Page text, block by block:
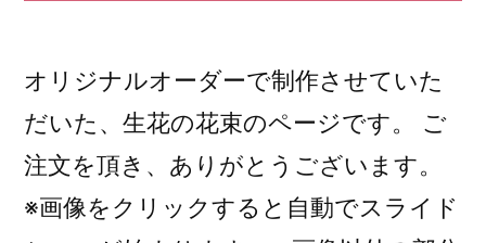
オリジナルオーダーで制作させていた
だいた、生花の花束のページです。 ご
注文を頂き、ありがとうございます。
※画像をクリックすると自動でスライド